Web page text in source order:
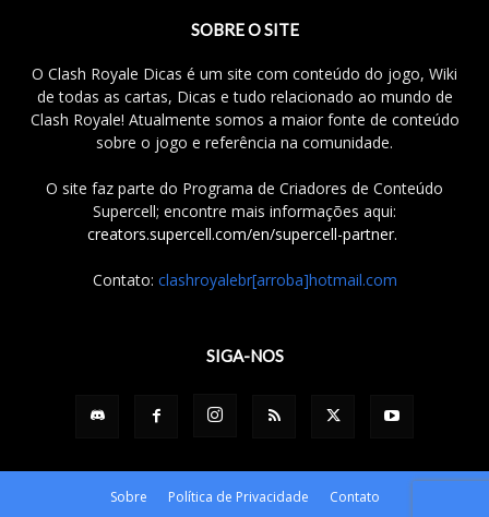
SOBRE O SITE
O Clash Royale Dicas é um site com conteúdo do jogo, Wiki
de todas as cartas, Dicas e tudo relacionado ao mundo de
Clash Royale! Atualmente somos a maior fonte de conteúdo
sobre o jogo e referência na comunidade.
O site faz parte do Programa de Criadores de Conteúdo
Supercell; encontre mais informações aqui:
creators.supercell.com/en/supercell-partner.
Contato: clashroyalebr[arroba]hotmail.com
SIGA-NOS
Sobre Política de Privacidade Contato